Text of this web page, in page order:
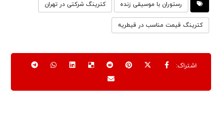
رستوران با موسیقی زنده کترینگ شرکتی در تهران
کترینگ قیمت مناسب در قیطریه